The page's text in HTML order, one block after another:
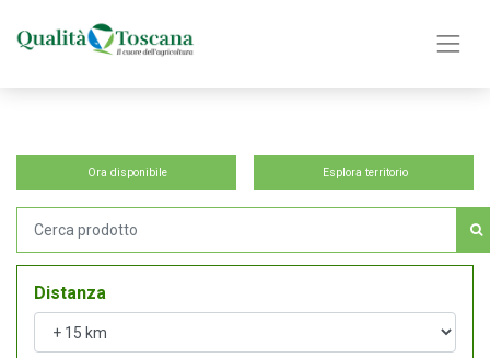
Ora disponibile Esplora territorio
Distanza